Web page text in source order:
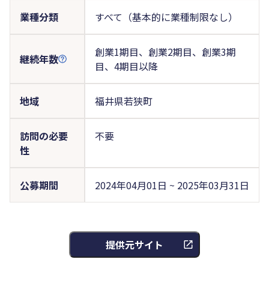
業種分類 すべて（基本的に業種制限なし）
継続年数
創業1期目、創業2期目、創業3期
目、4期目以降
地域 福井県若狭町
訪問の必要
性
不要
公募期間 2024年04月01日 ~ 2025年03月31日
提供元サイト